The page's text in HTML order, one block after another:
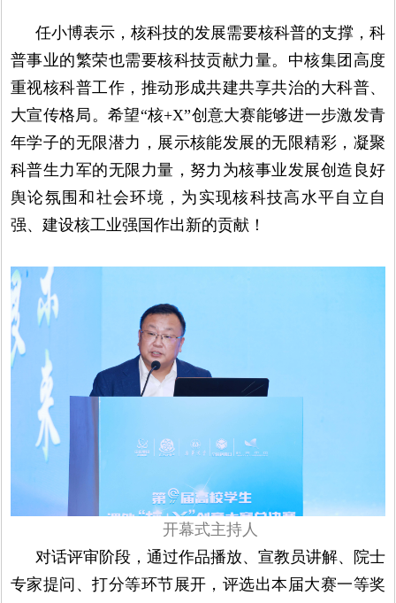
任小博表示，核科技的发展需要核科普的支撑，科
普事业的繁荣也需要核科技贡献力量。中核集团高度
重视核科普工作，推动形成共建共享共治的大科普、
大宣传格局。希望“核+X”创意大赛能够进一步激发青
年学子的无限潜力，展示核能发展的无限精彩，凝聚
科普生力军的无限力量，努力为核事业发展创造良好
舆论氛围和社会环境，为实现核科技高水平自立自
强、建设核工业强国作出新的贡献！
开幕式主持人
对话评审阶段，通过作品播放、宣教员讲解、院士
专家提问、打分等环节展开，评选出本届大赛一等奖